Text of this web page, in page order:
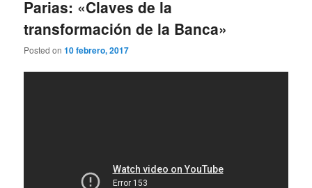
Parias: «Claves de la
transformación de la Banca»
Posted on10 febrero, 2017